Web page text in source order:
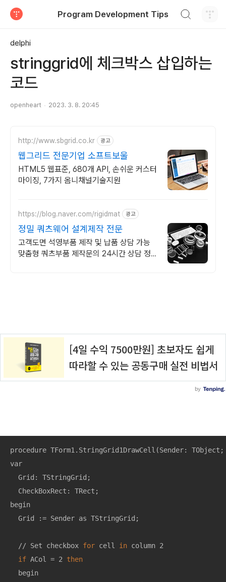
Program Development Tips
delphi
stringgrid에 체크박스 삽입하는
코드
openheart 2023. 3. 8. 20:45
http://www.sbgrid.co.kr 광고
웹그리드 전문기업 소프트보울
HTML5 웹표준, 680개 API, 손쉬운 커스터
마이징, 7가지 옴니채널기술지원
https://blog.naver.com/rigidmat 광고
정밀 쿼츠웨어 설계제작 전문
고객도면 석영부품 제작 및 납품 상담 가능
맞춤형 쿼츠부품 제작문의 24시간 상담 정
procedure TForm1.StringGrid1DrawCell(Sender:
var
  Grid: TStringGrid;
  CheckBoxRect: TRect;
begin
  Grid := Sender as TStringGrid;
  // Set checkbox
for cell in column 2
if ACol = 2 then
  begin